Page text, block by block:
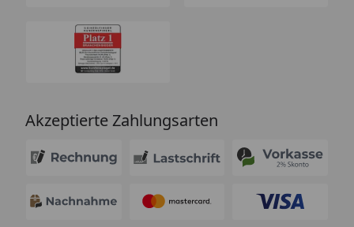
Akzeptierte Zahlungsarten